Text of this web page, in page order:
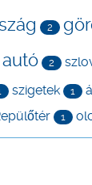
2
autó 2
szigetek 1
1